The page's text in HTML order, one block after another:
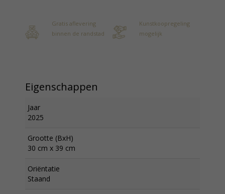
Gratis aflevering
binnen de randstad
Kunstkoopregeling
mogelijk
Eigenschappen
Jaar
2025
Grootte (BxH)
30 cm x 39 cm
Oriëntatie
Staand